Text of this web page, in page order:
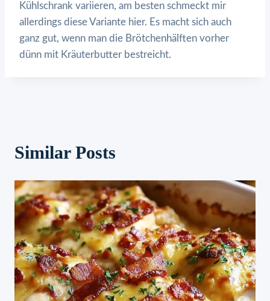
Kühlschrank variieren, am besten schmeckt mir
allerdings diese Variante hier. Es macht sich auch
ganz gut, wenn man die Brötchenhälften vorher
dünn mit Kräuterbutter bestreicht.
Similar Posts